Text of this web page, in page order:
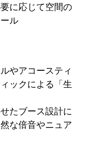
に応じて空間の
ル
やアコースティ
ックによる「生
たブース設計に
な倍音やニュア